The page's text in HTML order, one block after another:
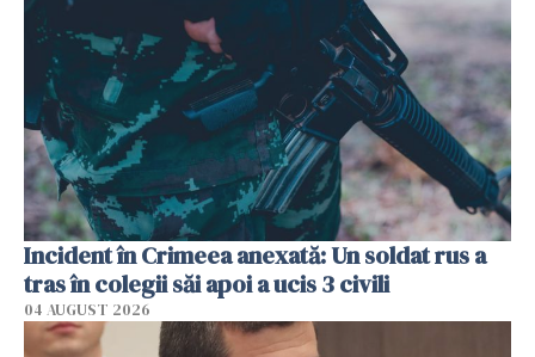
Incident în Crimeea anexată: Un soldat rus a
tras în colegii săi apoi a ucis 3 civili
04 AUGUST 2026